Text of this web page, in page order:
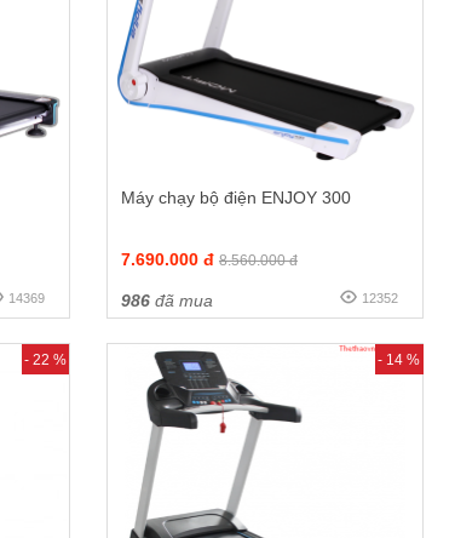
14369
Máy chạy bộ điện ENJOY 300
7.690.000 đ 8.560.000 đ
986đã mua 12352
- 22 % - 14 %